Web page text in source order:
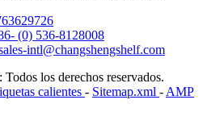
(0) 536-8128008
intl@changshengshelf.com
los derechos reservados.
calientes - Sitemap.xml -AMP